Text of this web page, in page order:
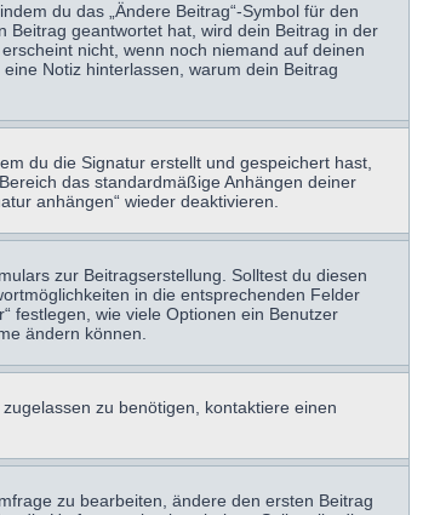
du das „Ändere Beitrag“-Symbol für den
Beitrag geantwortet hat, wird dein Beitrag in der
nicht, wenn noch niemand auf deinen
Notiz hinterlassen, warum dein Beitrag
du die Signatur erstellt und gespeichert hast,
das standardmäßige Anhängen deiner
anhängen“ wieder deaktivieren.
zur Beitragserstellung. Solltest du diesen
in die entsprechenden Felder
festlegen, wie viele Optionen ein Benutzer
ändern können.
zu benötigen, kontaktiere einen
zu bearbeiten, ändere den ersten Beitrag